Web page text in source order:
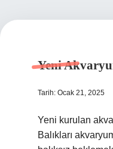
Yeni
Tarih: Ocak 21, 2025
Yeni kurulan
Balıkları